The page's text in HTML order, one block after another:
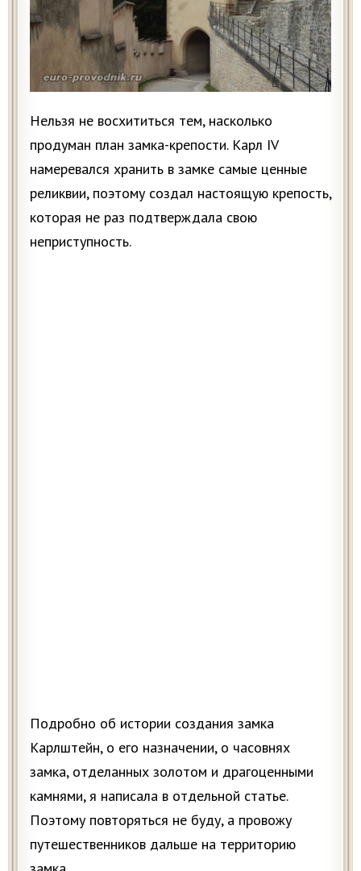
Нельзя не восхититься тем, насколько
продуман план замка-крепости. Карл IV
намеревался хранить в замке самые ценные
реликвии, поэтому создал настоящую крепость,
которая не раз подтверждала свою
неприступность.
Подробно об истории создания замка
Карлштейн, о его назначении, о часовнях
замка, отделанных золотом и драгоценными
камнями, я написала в отдельной статье.
Поэтому повторяться не буду, а провожу
путешественников дальше на территорию